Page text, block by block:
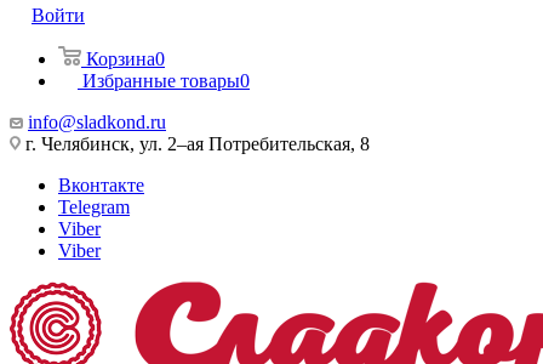
Войти
Корзина0
Избранные товары0
info@sladkond.ru
г. Челябинск, ул. 2–ая Потребительская, 8
Вконтакте
Telegram
Viber
Viber